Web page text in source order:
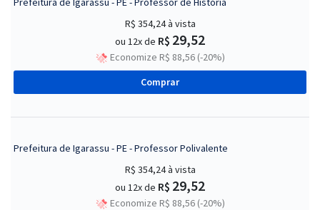
R$ 354,24à vista
ou 12x de R$ 29,52
Economize R$ 88,56 (-20%)
Comprar
Prefeitura de Igarassu - PE - Professor Polivalente
R$ 354,24à vista
ou 12x de R$ 29,52
Economize R$ 88,56 (-20%)